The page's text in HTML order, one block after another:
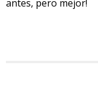
antes, pero mejor!